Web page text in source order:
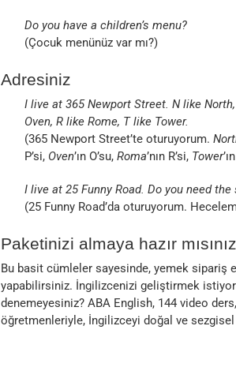
Do you have a children’s menu?
(Çocuk menünüz var mı?)
Adresiniz
I live at 365 Newport Street. N like
Oven, R like Rome, T like Tower.
(365 Newport Street’te oturuyorum.
P’si, Oven’ın O’su, Roma’nın R’si, Tower
I live at 25 Funny Road. Do you need the
(25 Funny Road’da oturuyorum.
Paketinizi almaya hazır
Bu basit cümleler sayesinde, yemek sipariş
yapabilirsiniz. İngilizcenizi geliştirmek
denemeyesiniz? ABA English, 144 video
öğretmenleriyle, İngilizceyi doğal ve sezgisel